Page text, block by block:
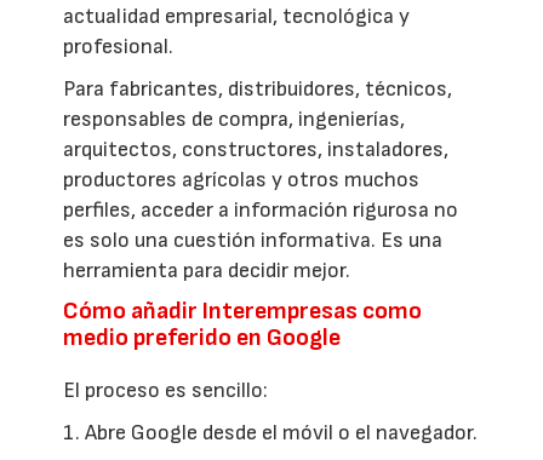
actualidad empresarial, tecnológica y
profesional.
Para fabricantes, distribuidores, técnicos,
responsables de compra, ingenierías,
arquitectos, constructores, instaladores,
productores agrícolas y otros muchos
perfiles, acceder a información rigurosa no
es solo una cuestión informativa. Es una
herramienta para decidir mejor.
Cómo añadir Interempresas como
medio preferido en Google
El proceso es sencillo:
1. Abre Google desde el móvil o el navegador.